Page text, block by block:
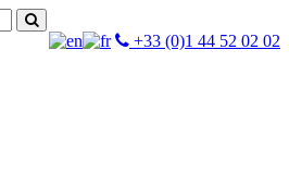
+33 (0)1 44 52 02 02